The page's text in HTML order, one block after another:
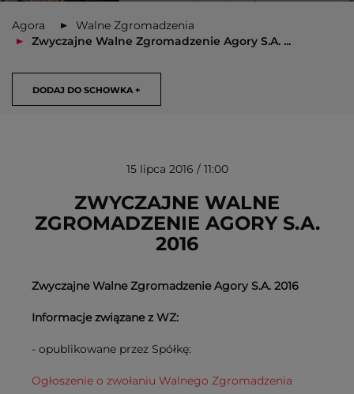
Agora
Walne Zgromadzenia
Zwyczajne Walne Zgromadzenie Agory S.A. ...
DODAJ DO SCHOWKA +
15 lipca 2016 / 11:00
ZWYCZAJNE WALNE
ZGROMADZENIE AGORY S.A.
2016
Zwyczajne Walne Zgromadzenie Agory S.A. 2016
Informacje związane z WZ:
- opublikowane przez Spółkę:
Ogłoszenie o zwołaniu Walnego Zgromadzenia